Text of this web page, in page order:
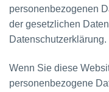
personenbezogenen
der gesetzlichen
Datenschutzerklärung.
Wenn Sie diese
personenbezogene